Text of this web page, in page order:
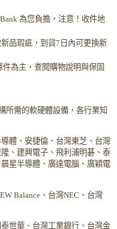
為您負擔，注意！收件地
品瑕疵，到貨7日內可更換新
為主，查閱購物說明與保固
所需的軟硬體設備，各行業知
體、安捷倫、台灣東芝、台灣
、建興電子、飛利浦明碁、泰
星半導體、廣達電腦、廣穎電
Balance、台灣NEC、台灣
世華、台灣工業銀行、台灣金